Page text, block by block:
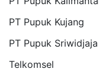
PT Pupuk Kujang
PT Pupuk
Telkomsel